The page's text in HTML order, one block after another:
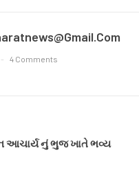
4 Comments
આચાર્ય નું ભુજ ખાતે ભવ્ય